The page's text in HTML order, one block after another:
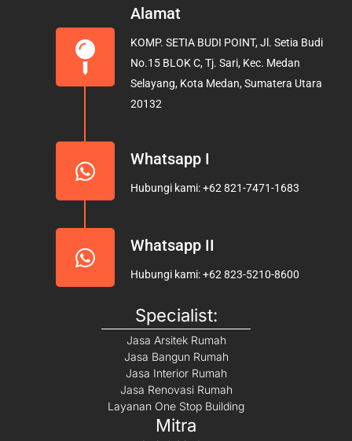
e
o
o
k
t
g
r
a
b
e
Alamat
KOMP. SETIA BUDI POINT, Jl. Setia Budi
No.15 BLOK C, Tj. Sari, Kec. Medan
Selayang, Kota Medan, Sumatera Utara
20132
Whatsapp I
Hubungi kami: +62 821-7471-1683
Whatsapp II
Hubungi kami: +62 823-5210-8600
Specialist:
Jasa Arsitek Rumah
Jasa Bangun Rumah
Jasa Interior Rumah
Jasa Renovasi Rumah
Layanan One Stop Building
Mitra